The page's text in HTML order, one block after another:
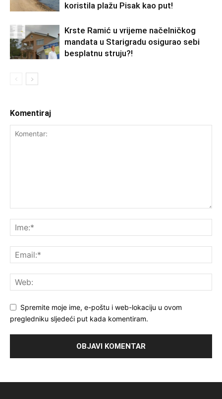
koristila plažu Pisak kao put!
Krste Ramić u vrijeme načelničkog
mandata u Starigradu osigurao sebi
besplatnu struju?!
Komentiraj
Spremite moje ime, e-poštu i web-lokaciju u ovom
pregledniku sljedeći put kada komentiram.